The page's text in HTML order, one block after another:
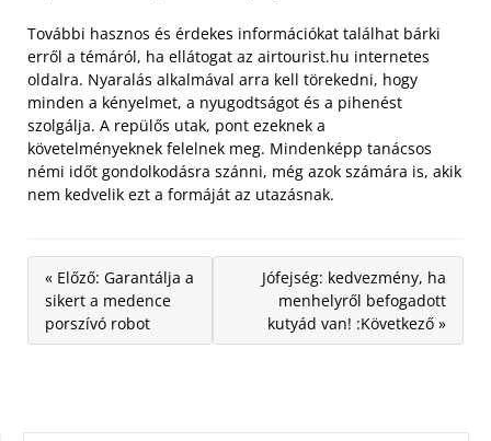
További hasznos és érdekes információkat találhat bárki
erről a témáról, ha ellátogat az airtourist.hu internetes
oldalra. Nyaralás alkalmával arra kell törekedni, hogy
minden a kényelmet, a nyugodtságot és a pihenést
szolgálja. A repülős utak, pont ezeknek a
követelményeknek felelnek meg. Mindenképp tanácsos
némi időt gondolkodásra szánni, még azok számára is, akik
nem kedvelik ezt a formáját az utazásnak.
« Előző: Garantálja a
sikert a medence
porszívó robot
Jófejség: kedvezmény, ha
menhelyről befogadott
kutyád van! :Következő »